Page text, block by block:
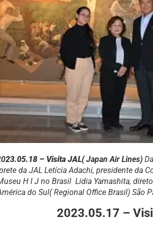
23.05.18 – Visita JAL(Japan Air Lines)
da JAL Letícia Adachi, presidente da
H I J no Brasil Lidia Yamashita,
do Sul( Regional Office Brasil) São
2023.05.17 –